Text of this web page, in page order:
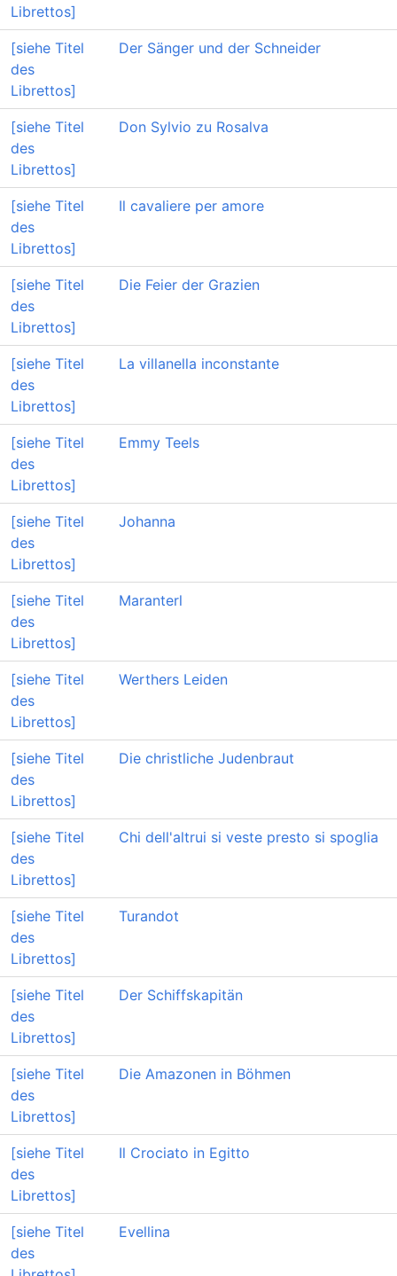
Librettos]
[siehe Titel
des
Librettos]
Der Sänger und der Schneider
[siehe Titel
des
Librettos]
Don Sylvio zu Rosalva
[siehe Titel
des
Librettos]
Il cavaliere per amore
[siehe Titel
des
Librettos]
Die Feier der Grazien
[siehe Titel
des
Librettos]
La villanella inconstante
[siehe Titel
des
Librettos]
Emmy Teels
[siehe Titel
des
Librettos]
Johanna
[siehe Titel
des
Librettos]
Maranterl
[siehe Titel
des
Librettos]
Werthers Leiden
[siehe Titel
des
Librettos]
Die christliche Judenbraut
[siehe Titel
des
Librettos]
Chi dell'altrui si veste presto si spoglia
[siehe Titel
des
Librettos]
Turandot
[siehe Titel
des
Librettos]
Der Schiffskapitän
[siehe Titel
des
Librettos]
Die Amazonen in Böhmen
[siehe Titel
des
Librettos]
Il Crociato in Egitto
[siehe Titel
des
Evellina